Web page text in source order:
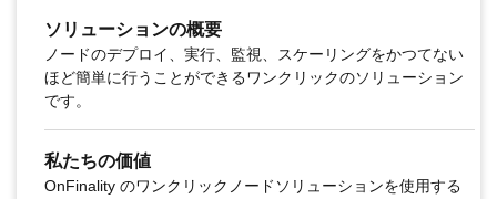
ソリューションの概要
ノードのデプロイ、実行、監視、スケーリングをかつてない
ほど簡単に行うことができるワンクリックのソリューション
です。
私たちの価値
OnFinality のワンクリックノードソリューションを使用する